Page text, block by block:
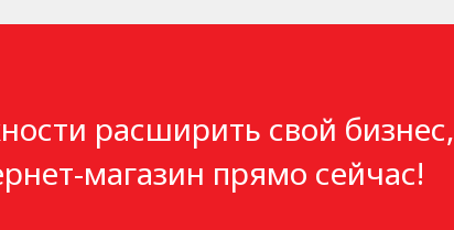
расширить свой бизнес,
магазин прямо сейчас!